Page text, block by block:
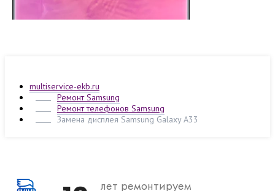
multiservice-ekb.ru
Ремонт Samsung
Ремонт телефонов Samsung
Замена дисплея Samsung Galaxy A33
лет ремонтируем